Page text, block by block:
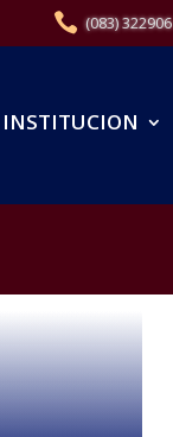
(083) 322906
INSTITUCION